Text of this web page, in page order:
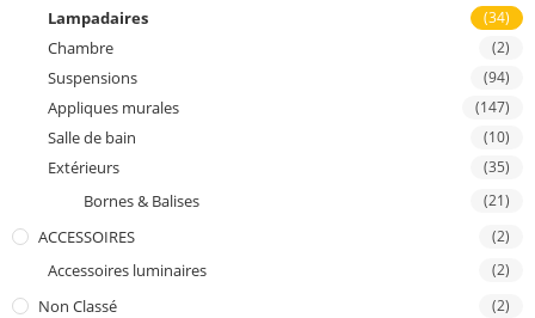
Lampadaires (34)
Chambre (2)
Suspensions (94)
Appliques murales (147)
Salle de bain (10)
Extérieurs (35)
Bornes & Balises (21)
ACCESSOIRES (2)
Accessoires luminaires (2)
Non Classé (2)